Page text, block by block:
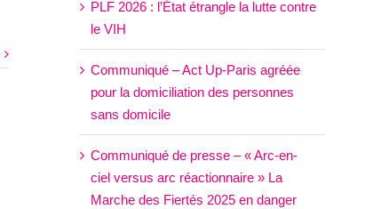
PLF 2026 : l’État étrangle la lutte contre
le VIH
Communiqué – Act Up-Paris agréée
pour la domiciliation des personnes
sans domicile
Communiqué de presse – « Arc-en-
ciel versus arc réactionnaire » La
Marche des Fiertés 2025 en danger